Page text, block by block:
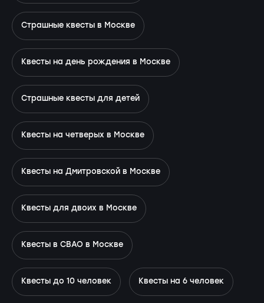
Страшные квесты в Москве
Квесты на день рождения в Москве
Страшные квесты для детей
Квесты на четверых в Москве
Квесты на Дмитровской в Москве
Квесты для двоих в Москве
Квесты в СВАО в Москве
Квесты до 10 человек Квесты на 6 человек